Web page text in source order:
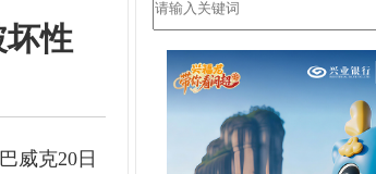
性
威克20日